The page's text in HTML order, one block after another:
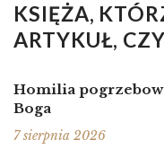
KSIĘŻA,
ARTYKUŁ,
Homilia
Boga
7 sierpnia 2026